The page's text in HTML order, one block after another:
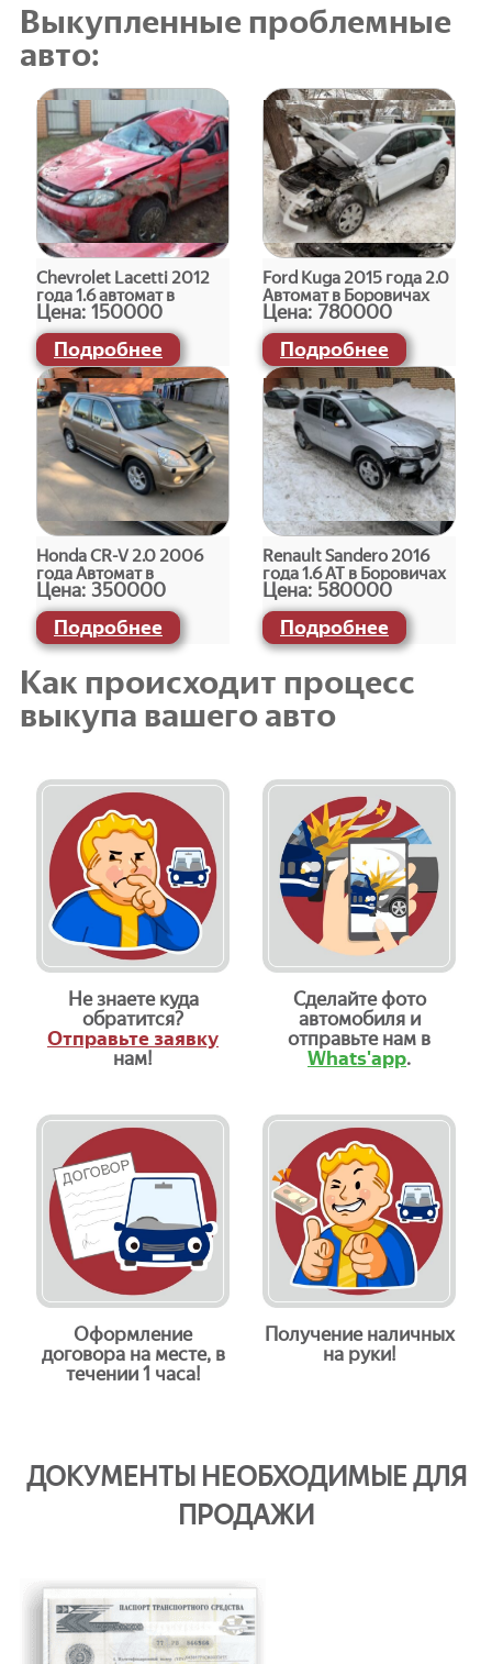
Выкупленные проблемные
авто:
Chevrolet Lacetti 2012
года 1.6 автомат в
Боровичах
Цена: 150000
Подробнее
Ford Kuga 2015 года 2.0
Автомат в Боровичах
Цена: 780000
Подробнее
Honda СR-V 2.0 2006
года Автомат в
Боровичах
Цена: 350000
Подробнее
Renault Sandero 2016
года 1.6 АТ в Боровичах
Цена: 580000
Подробнее
Как происходит процесс
выкупа вашего авто
Не знаете куда
обратится?
Отправьте заявку
нам!
Сделайте фото
автомобиля и
отправьте нам в
Whats'app.
Оформление
договора на месте, в
течении 1 часа!
Получение наличных
на руки!
ДОКУМЕНТЫ НЕОБХОДИМЫЕ ДЛЯ
ПРОДАЖИ